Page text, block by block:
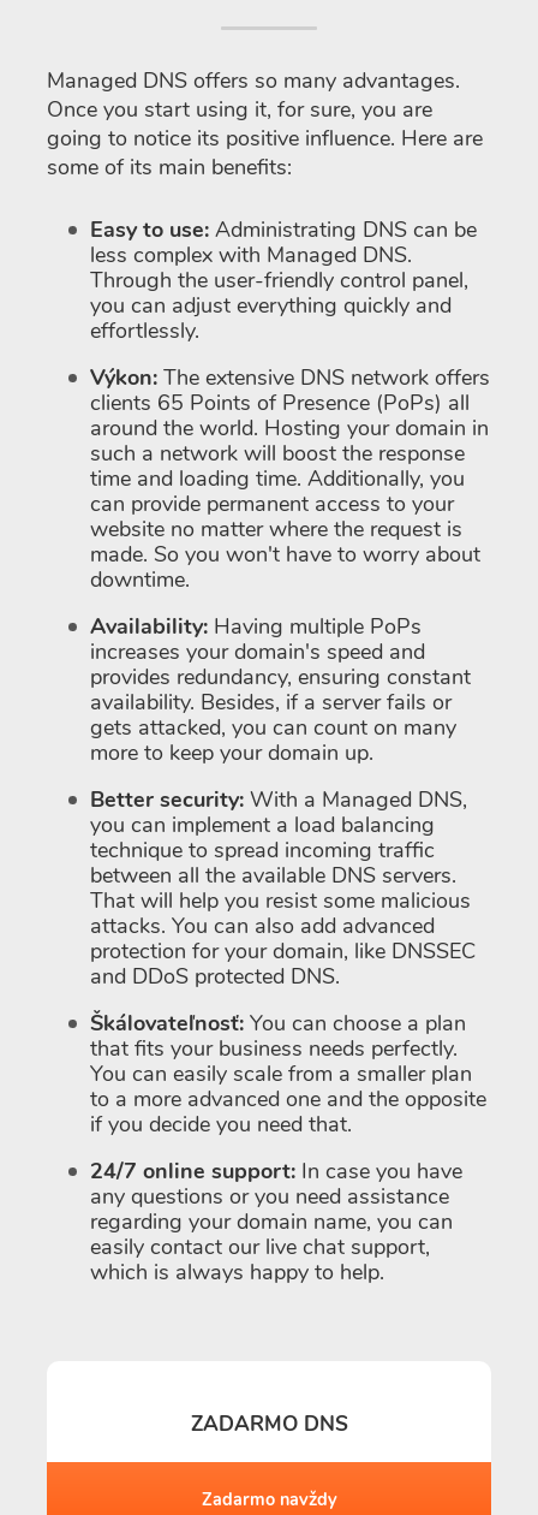
Managed DNS offers so many advantages.
Once you start using it, for sure, you are
going to notice its positive influence. Here are
some of its main benefits:
Easy to use: Administrating DNS can be
less complex with Managed DNS.
Through the user-friendly control panel,
you can adjust everything quickly and
effortlessly.
Výkon: The extensive DNS network offers
clients 65 Points of Presence (PoPs) all
around the world. Hosting your domain in
such a network will boost the response
time and loading time. Additionally, you
can provide permanent access to your
website no matter where the request is
made. So you won't have to worry about
downtime.
Availability: Having multiple PoPs
increases your domain's speed and
provides redundancy, ensuring constant
availability. Besides, if a server fails or
gets attacked, you can count on many
more to keep your domain up.
Better security: With a Managed DNS,
you can implement a load balancing
technique to spread incoming traffic
between all the available DNS servers.
That will help you resist some malicious
attacks. You can also add advanced
protection for your domain, like DNSSEC
and DDoS protected DNS.
Škálovateľnosť: You can choose a plan
that fits your business needs perfectly.
You can easily scale from a smaller plan
to a more advanced one and the opposite
if you decide you need that.
24/7 online support: In case you have
any questions or you need assistance
regarding your domain name, you can
easily contact our live chat support,
which is always happy to help.
ZADARMO DNS
Zadarmo navždy